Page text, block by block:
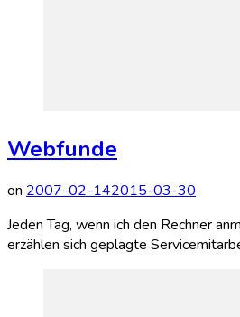
Webfunde
on 2007-02-142015-03-30
Jeden Tag, wenn ich den Rechner
erzählen sich geplagte